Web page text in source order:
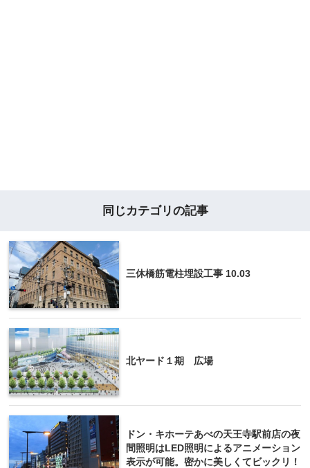
同じカテゴリの記事
三休橋筋電柱埋設工事 10.03
北ヤード１期 広場
ドン・キホーテあべの天王寺駅前店の夜
間照明はLED照明によるアニメーション
表示が可能。密かに美しくてビックリ！